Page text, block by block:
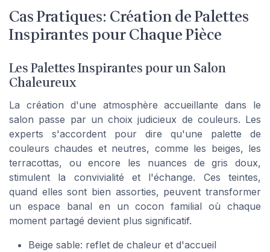
Cas Pratiques: Création de Palettes
Inspirantes pour Chaque Pièce
Les Palettes Inspirantes pour un Salon
Chaleureux
La création d'une atmosphère accueillante dans le
salon passe par un choix judicieux de couleurs. Les
experts s'accordent pour dire qu'une palette de
couleurs chaudes et neutres, comme les beiges, les
terracottas, ou encore les nuances de gris doux,
stimulent la convivialité et l'échange. Ces teintes,
quand elles sont bien assorties, peuvent transformer
un espace banal en un cocon familial où chaque
moment partagé devient plus significatif.
Beige sable: reflet de chaleur et d'accueil